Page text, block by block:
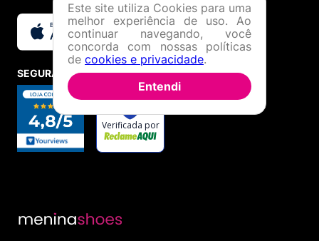
SEGURANÇA E CREDIBILIDADE
Este site utiliza Cookies para uma
melhor experiência de uso. Ao
continuar navegando, você
concorda com nossas políticas
de cookies e privacidade.
Entendi